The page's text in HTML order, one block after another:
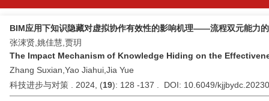
BIM应用下知识隐藏对虚拟协作有效性的影响机理——流程双元能力
张涑贤,姚佳慧,贾玥
The Impact Mechanism of Knowledge Hiding on the
Zhang Suxian,Yao Jiahui,Jia Yue
科技进步与对策 . 2024, (19): 128 -137 . DOI: 10.6049/